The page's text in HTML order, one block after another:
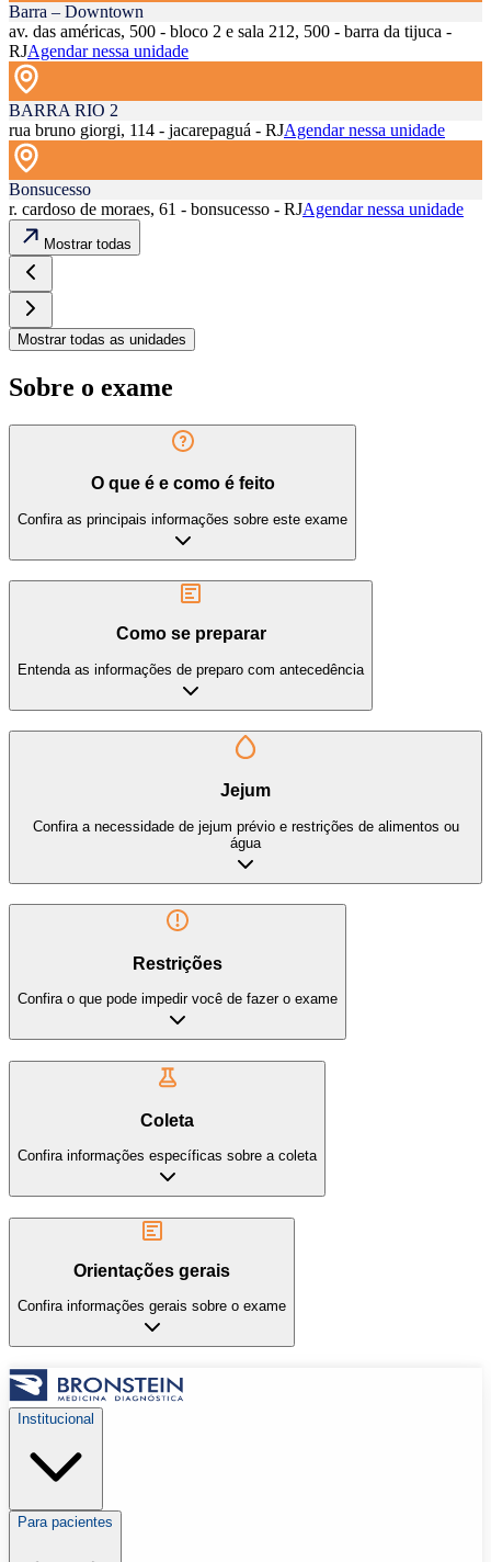
Barra – Downtown
av. das américas, 500 - bloco 2 e sala 212, 500 - barra da tijuca -
RJAgendar nessa unidade
BARRA RIO 2
rua bruno giorgi, 114 - jacarepaguá - RJAgendar nessa unidade
Bonsucesso
r. cardoso de moraes, 61 - bonsucesso - RJAgendar nessa unidade
Mostrar todas
Mostrar todas as unidades
Sobre o exame
O que é e como é feito
Confira as principais informações sobre este exame
Como se preparar
Entenda as informações de preparo com antecedência
Jejum
Confira a necessidade de jejum prévio e restrições de alimentos ou
água
Restrições
Confira o que pode impedir você de fazer o exame
Coleta
Confira informações específicas sobre a coleta
Orientações gerais
Confira informações gerais sobre o exame
Institucional
Para pacientes